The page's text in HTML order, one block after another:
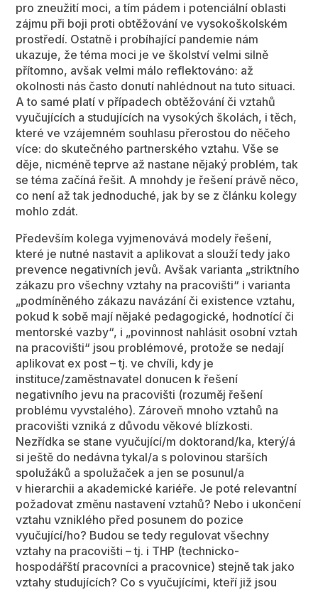
pro zneužití moci, a tím pádem i potenciální oblasti
zájmu při boji proti obtěžování ve vysokoškolském
prostředí. Ostatně i probíhající pandemie nám
ukazuje, že téma moci je ve školství velmi silně
přítomno, avšak velmi málo reflektováno: až
okolnosti nás často donutí nahlédnout na tuto situaci.
A to samé platí v případech obtěžování či vztahů
vyučujících a studujících na vysokých školách, i těch,
které ve vzájemném souhlasu přerostou do něčeho
více: do skutečného partnerského vztahu. Vše se
děje, nicméně teprve až nastane nějaký problém, tak
se téma začíná řešit. A mnohdy je řešení právě něco,
co není až tak jednoduché, jak by se z článku kolegy
mohlo zdát.
Především kolega vyjmenovává modely řešení,
které je nutné nastavit a aplikovat a slouží tedy jako
prevence negativních jevů. Avšak varianta „striktního
zákazu pro všechny vztahy na pracovišti“ i varianta
„podmíněného zákazu navázání či existence vztahu,
pokud k sobě mají nějaké pedagogické, hodnotící či
mentorské vazby“, i „povinnost nahlásit osobní vztah
na pracovišti“ jsou problémové, protože se nedají
aplikovat ex post – tj. ve chvíli, kdy je
instituce/zaměstnavatel donucen k řešení
negativního jevu na pracovišti (rozuměj řešení
problému vyvstalého). Zároveň mnoho vztahů na
pracovišti vzniká z důvodu věkové blízkosti.
Nezřídka se stane vyučující/m doktorand/ka, který/á
si ještě do nedávna tykal/a s polovinou starších
spolužáků a spolužaček a jen se posunul/a
v hierarchii a akademické kariéře. Je poté relevantní
požadovat změnu nastavení vztahů? Nebo i ukončení
vztahu vzniklého před posunem do pozice
vyučující/ho? Budou se tedy regulovat všechny
vztahy na pracovišti – tj. i THP (technicko-
hospodářští pracovníci a pracovnice) stejně tak jako
vztahy studujících? Co s vyučujícími, kteří již jsou